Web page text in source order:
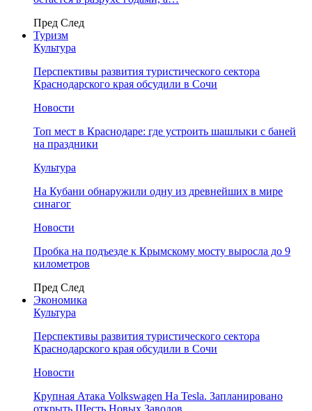
Пред След
Туризм
Культура
Перспективы развития туристического сектора
Краснодарского края обсудили в Сочи
Новости
Топ мест в Краснодаре: где устроить шашлыки с баней
на праздники
Культура
На Кубани обнаружили одну из древнейших в мире
синагог
Новости
Пробка на подъезде к Крымскому мосту выросла до 9
километров
Пред След
Экономика
Культура
Перспективы развития туристического сектора
Краснодарского края обсудили в Сочи
Новости
Крупная Атака Volkswagen На Tesla. Запланировано
открыть Шесть Новых Заводов